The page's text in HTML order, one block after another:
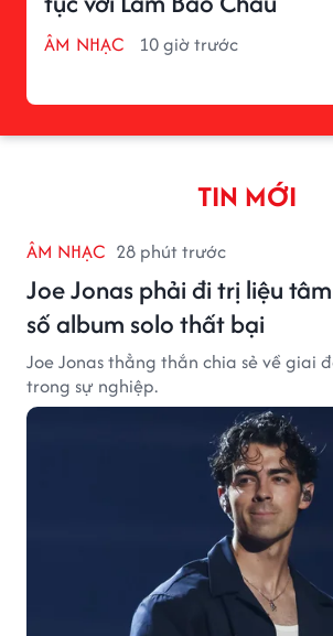
ÂM NHẠC 10 giờ trước
TIN MỚI
ÂM NHẠC 28 phút trước
Joe Jonas phải đi trị liệu
số album solo thất bại
Joe Jonas thẳng thắn chia sẻ về giai
trong sự nghiệp.